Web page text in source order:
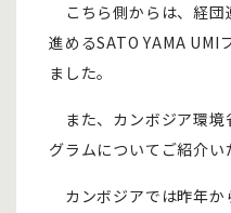
こちら側からは、経団
進めるSATO YAMA UMI
ました。
また、カンボジア環境
グラムについてご紹介い
カンボジアでは昨年か